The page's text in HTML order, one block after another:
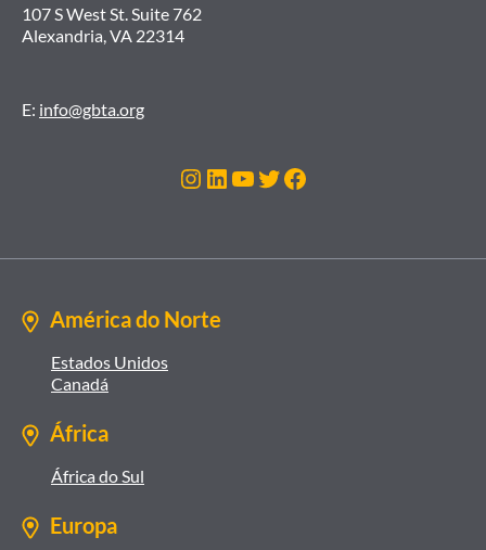
107 S West St. Suite 762
Alexandria, VA 22314
E: info@gbta.org
Instagram
LinkedIn
Youtube
Twitter
Facebook
América do Norte
Estados Unidos
Canadá
África
África do Sul
Europa